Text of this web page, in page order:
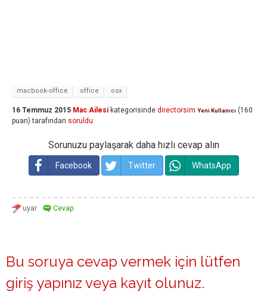
macbook-office office osx
16 Temmuz 2015 Mac Ailesi kategorisinde directorsim Yeni Kullanıcı (160
puan) tarafından soruldu
Sorunuzu paylaşarak daha hızlı cevap alın
Facebook Twitter WhatsApp
Bu soruya cevap vermek için lütfen
giriş yapınız veya kayıt olunuz.